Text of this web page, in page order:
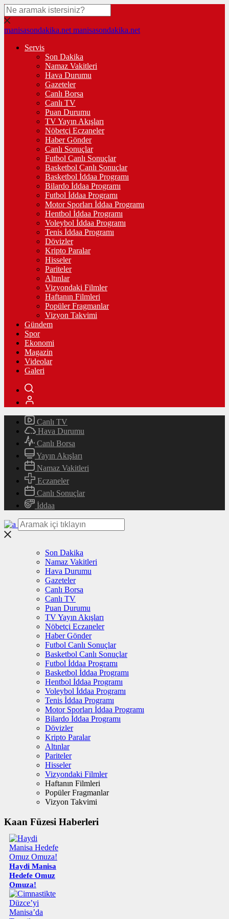
manisasondakika.net manisasondakika.net
Servis
Son Dakika
Namaz Vakitleri
Hava Durumu
Gazeteler
Canlı Borsa
Canlı TV
Puan Durumu
TV Yayın Akışları
Nöbetçi Eczaneler
Haber Gönder
Canlı Sonuçlar
Futbol Canlı Sonuçlar
Basketbol Canlı Sonuçlar
Basketbol İddaa Programı
Bilardo İddaa Programı
Futbol İddaa Programı
Motor Sporları İddaa Programı
Hentbol İddaa Programı
Voleybol İddaa Programı
Tenis İddaa Programı
Dövizler
Kripto Paralar
Hisseler
Pariteler
Altınlar
Vizyondaki Filmler
Haftanın Filmleri
Popüler Fragmanlar
Vizyon Takvimi
Gündem
Spor
Ekonomi
Magazin
Videolar
Galeri
Canlı TV
Hava Durumu
Canlı Borsa
Yayın Akışları
Namaz Vakitleri
Eczaneler
Canlı Sonuçlar
İddaa
Son Dakika
Namaz Vakitleri
Hava Durumu
Gazeteler
Canlı Borsa
Canlı TV
Puan Durumu
TV Yayın Akışları
Nöbetçi Eczaneler
Haber Gönder
Futbol Canlı Sonuçlar
Basketbol Canlı Sonuçlar
Futbol İddaa Programı
Basketbol İddaa Programı
Hentbol İddaa Programı
Voleybol İddaa Programı
Tenis İddaa Programı
Motor Sporları İddaa Programı
Bilardo İddaa Programı
Dövizler
Kripto Paralar
Altınlar
Pariteler
Hisseler
Vizyondaki Filmler
Haftanın Filmleri
Popüler Fragmanlar
Vizyon Takvimi
Kaan Füzesi Haberleri
Haydi Manisa
Hedefe Omuz
Omuza!